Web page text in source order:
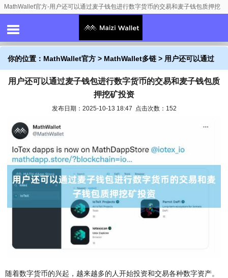
MathWallet官方-用户还可以通过麦子钱包进行数字货币的交易和麦子钱包质押挖
你的位置： MathWallet官方 > MathWallet多链 > 用户还可以通过
麦子钱包进行数字货币的交易和麦子钱包质押挖矿投资
用户还可以通过麦子钱包进行数字货币的交易和麦子钱包质
押挖矿投资
发布日期：2025-10-13 18:47 点击次数：152
随着数字货币的兴起，越来越多的人开始投资和交易各种数字资产。